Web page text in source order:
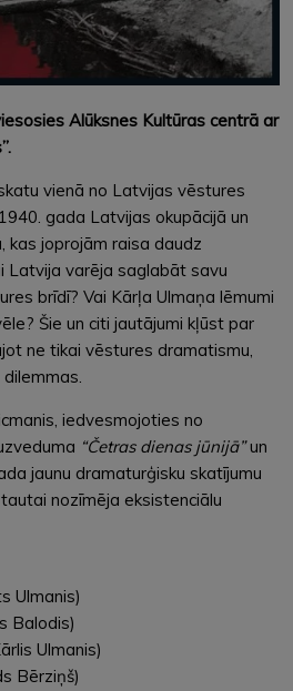
Alūksnes Kultūras centrā ar
vienā no Latvijas vēstures
gada Latvijas okupācijā un
kas joprojām raisa daudz
Latvija varēja saglabāt savu
brīdī? Vai Kārļa Ulmaņa lēmumi
Šie un citi jautājumi kļūst par
ne tikai vēstures dramatismu,
iedvesmojoties no
“Četras dienas jūnijā”un
jaunu dramaturģisku skatījumu
nozīmēja eksistenciālu
Ulmanis)
Balodis)
Ulmanis)
Bērziņš)